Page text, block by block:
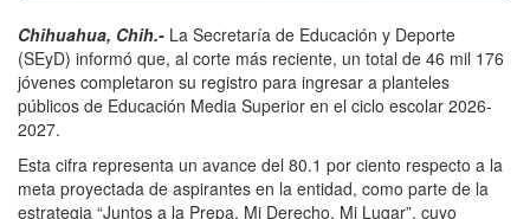
Chihuahua, Chih.- La Secretaría de Educación y Deporte
(SEyD) informó que, al corte más reciente, un total de 46 mil 176
jóvenes completaron su registro para ingresar a planteles
públicos de Educación Media Superior en el ciclo escolar 2026-
2027.
Esta cifra representa un avance del 80.1 por ciento respecto a la
meta proyectada de aspirantes en la entidad, como parte de la
estrategia “Juntos a la Prepa. Mi Derecho, Mi Lugar”, cuyo